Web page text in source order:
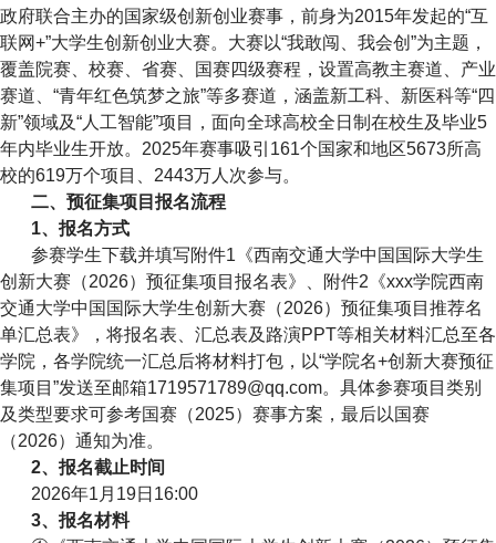
政府联合主办的国家级创新创业赛事，前身为2015年发起的“互
联网+”大学生创新创业大赛。大赛以“我敢闯、我会创”为主题，
覆盖院赛、校赛、省赛、国赛四级赛程，设置高教主赛道、产业
赛道、“青年红色筑梦之旅”等多赛道，涵盖新工科、新医科等“四
新”领域及“人工智能”项目，面向全球高校全日制在校生及毕业5
年内毕业生开放。2025年赛事吸引161个国家和地区5673所高
校的619万个项目、2443万人次参与。
二、预征集项目报名流程
1、报名方式
参赛学生下载并填写附件1《西南交通大学中国国际大学生
创新大赛（2026）预征集项目报名表》、附件2《xxx学院西南
交通大学中国国际大学生创新大赛（2026）预征集项目推荐名
单汇总表》，将报名表、汇总表及路演PPT等相关材料汇总至各
学院，各学院统一汇总后将材料打包，以“学院名+创新大赛预征
集项目”发送至邮箱1719571789@qq.com。具体参赛项目类别
及类型要求可参考国赛（2025）赛事方案，最后以国赛
（2026）通知为准。
2、报名截止时间
2026年1月19日16:00
3、报名材料